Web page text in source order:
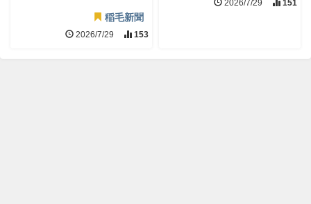
稲毛新聞
2026/7/29 153
2026/7/29 151